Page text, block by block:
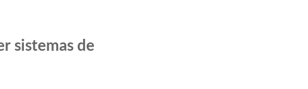
sistemas de